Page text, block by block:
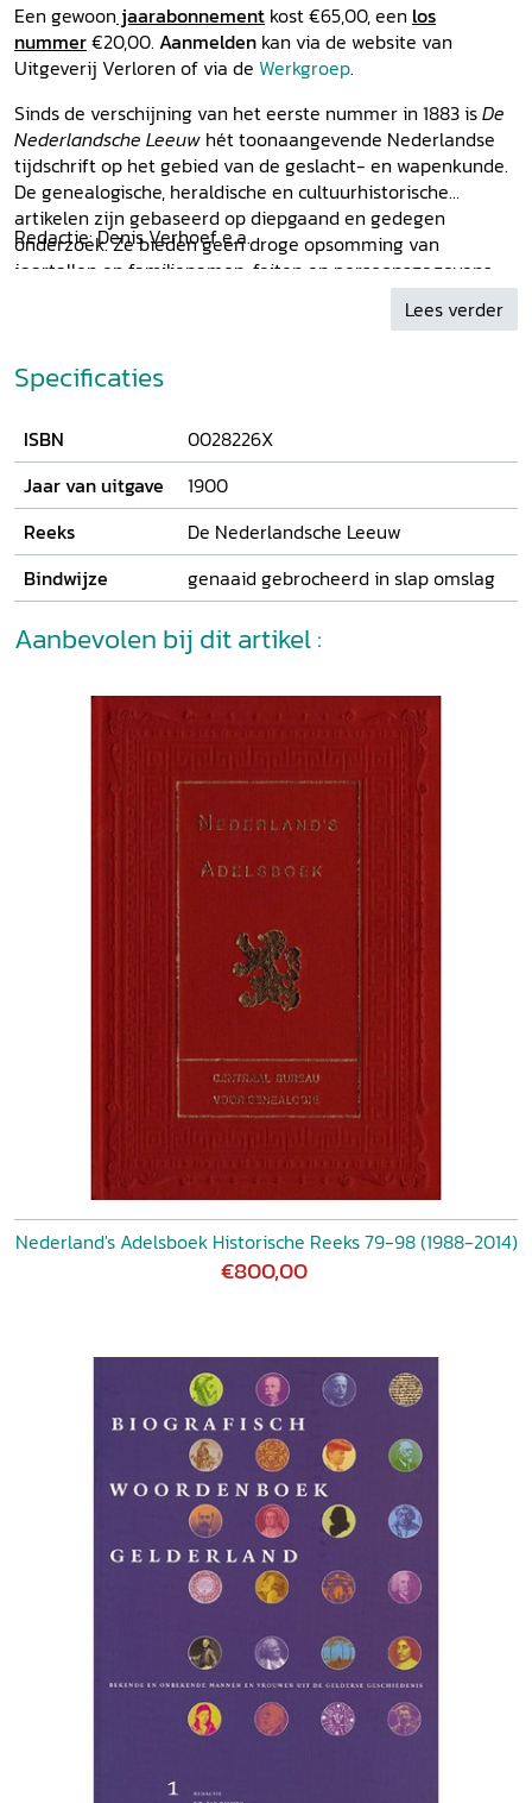
Een gewoon jaarabonnement kost €65,00, een los
nummer€20,00. Aanmelden kan via de website van
Uitgeverij Verloren of via de Werkgroep.
Sinds de verschijning van het eerste nummer in 1883 isDe
Nederlandsche Leeuw hét toonaangevende Nederlandse
tijdschrift op het gebied van de geslacht- en wapenkunde.
De genealogische, heraldische en cultuurhistorische
artikelen zijn gebaseerd op diepgaand en gedegen
onderzoek. Ze bieden geen droge opsomming van
jaartallen en familienamen, feiten en persoonsgegevens
worden in een breder perspectief geplaatst. Er is veel
aandacht voor sociaal-economische, demografische en
tijdschrift bevat tevens een vraag- en antwoordrubriek
waarin gegevens kunnen worden uitgewisseld. De
Nederlandsche Leeuw is een onmisbaar hulpmiddel voor
ieder die zich op een wetenschappelijk verantwoorde
manier bezighoudt met familiegeschiedenis en bevat een
schat aan gegevens voor (kunst)historici en archivarissen.
Redactie: Denis Verhoef e.a.
Lees verder
Specificaties
ISBN
0028226X
Jaar van uitgave
1900
Reeks
De Nederlandsche Leeuw
Bindwijze
genaaid gebrocheerd in slap omslag
Aanbevolen bij dit artikel :
Nederland's Adelsboek Historische Reeks 79-98 (1988-2014)
€800,00